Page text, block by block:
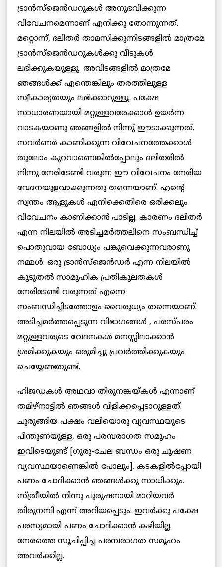
ട്രാന്‍സ്‌ജെന്‍ഡറുകള്‍ അനുഭവിക്കുന്ന
വിവേചനമെന്നാണ് എനിക്കു തോന്നുന്നത്.
മറ്റൊന്ന്, ദലിതര്‍ താമസിക്കുന്നിടങ്ങളില്‍ മാത്രമേ
ട്രാന്‍സ്‌ജെന്‍ഡറുകള്‍ക്കു വീടുകള്‍
ലഭിക്കുകയുള്ളൂ. അവിടങ്ങളില്‍ മാത്രമേ
ഞങ്ങള്‍ക്ക് എന്തെങ്കിലും തരത്തിലുള്ള
സ്വീകാര്യതയും ലഭിക്കാറുള്ളൂ. പക്ഷേ
സാധാരണയായി മറ്റുള്ളവരേക്കാള്‍ ഉയര്‍ന്ന
വാടകയാണു ഞങ്ങളില്‍ നിന്നു് ഈടാക്കുന്നത്.
സവര്‍ണര്‍ കാണിക്കുന്ന വിവേചനത്തേക്കാള്‍
തുലോം കുറവാണെങ്കില്‍പ്പോലും ദലിതരില്‍
നിന്നു നേരിടേണ്ടി വരുന്ന ഈ വിവേചനം നേരിയ
വേദനയുളവാക്കുന്നതു തന്നെയാണ്. എന്റെ
സ്വന്തം ആളുകള്‍ എനിക്കെതിരെ ഒരിക്കലും
വിവേചനം കാണിക്കാന്‍ പാടില്ല. കാരണം ദലിതര്‍
എന്ന നിലയില്‍ അടിച്ചമര്‍ത്തലിനെ സംബന്ധിച്ച്
പൊതുവായ ബോധ്യം പങ്കുവെക്കുന്നവരാണു
നമ്മള്‍. ഒരു ട്രാന്‍സ്‌ജെന്‍ഡര്‍ എന്ന നിലയില്‍
കൂടുതല്‍ സാമൂഹിക പ്രതികൂലതകള്‍
നേരിടേണ്ടി വരുന്നത് എന്നെ
സംബന്ധിച്ചിടത്തോളം വൈരുധ്യം തന്നെയാണ്.
അടിച്ചമര്‍ത്തപ്പെടുന്ന വിഭാഗങ്ങള്‍ , പരസ്പരം
മറ്റുള്ളവരുടെ വേദനകള്‍ മനസ്സിലാക്കാന്‍
ശ്രമിക്കുകയും ഒരുമിച്ചു പ്രവര്‍ത്തിക്കുകയും
ചെയ്യേണ്ടതുണ്ട്.
ഹിജഡകള്‍ അഥവാ തിരുനങ്കയ്കള്‍ എന്നാണ്
തമിഴ്‌നാട്ടില്‍ ഞങ്ങള്‍ വിളിക്കപ്പെടാറുള്ളത്.
ചുരുങ്ങിയ പക്ഷം വലിയൊരു വ്യവസ്ഥയുടെ
പിന്തുണയുള്ള, ഒരു പരമ്പരാഗത സമൂഹം
ഇവിടെയുണ്ട് [ഗുരു-ചേല ബന്ധം ഒരു ചൂഷണ
വ്യവസ്ഥയാണെങ്കില്‍ പോലും]. കടകളില്‍പ്പോയി
പണം ചോദിക്കാന്‍ ഞങ്ങള്‍ക്കു സാധിക്കും.
സ്ത്രീയില്‍ നിന്നു പുരുഷനായി മാറിയവര്‍
തിരുനമ്പി എന്ന് അറിയപ്പെടും. ഇവര്‍ക്കു പക്ഷേ
പരസ്യമായി പണം ചോദിക്കാന്‍ കഴിയില്ല.
നേരത്തെ സൂചിപ്പിച്ച പരമ്പരാഗത സമൂഹം
അവര്‍ക്കില്ല.